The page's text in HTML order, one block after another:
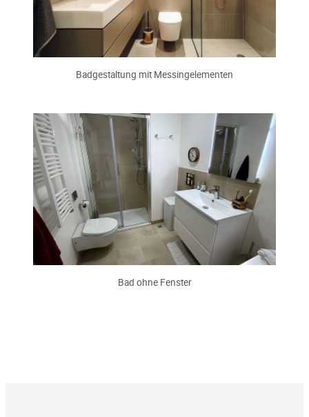
Badgestaltung mit Messingelementen
Bad ohne Fenster